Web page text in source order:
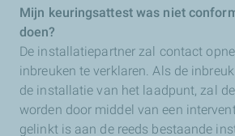
Mijn keuringsattest was niet
doen?
De installatiepartner zal contact
inbreuken te verklaren. Als de
de installatie van het laadpunt, zal
worden door middel van een
gelinkt is aan de reeds bestaande